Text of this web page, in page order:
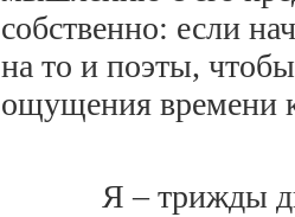
собственно: если
на то и поэты,
ощущения времени
Я – трижды